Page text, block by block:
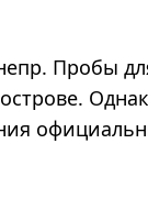
Пробы